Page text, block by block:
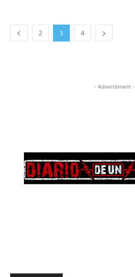
2 3 4
- Advertisment -